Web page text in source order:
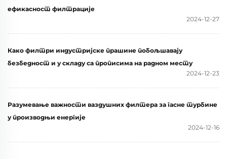
ефикасност филтрације
2024-12-27
Како филтри индустријске прашине побољшавају
безбедност и у складу са прописима на радном месту
2024-12-23
Разумевање важности ваздушних филтера за гасне турбине
у производњи енергије
2024-12-16